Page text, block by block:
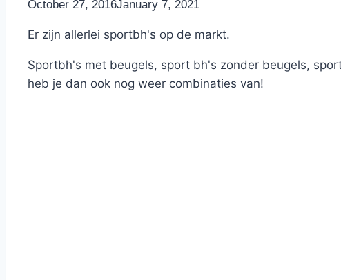
ByNicole
October 27, 2016January 7, 2021
Er zijn allerlei sportbh's op de markt.
Sportbh's met beugels, sport bh's zonder beugels,
heb je dan ook nog weer combinaties van!